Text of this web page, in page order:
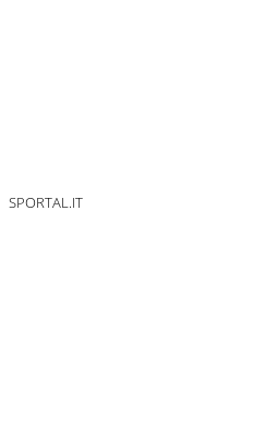
SPORTAL.IT